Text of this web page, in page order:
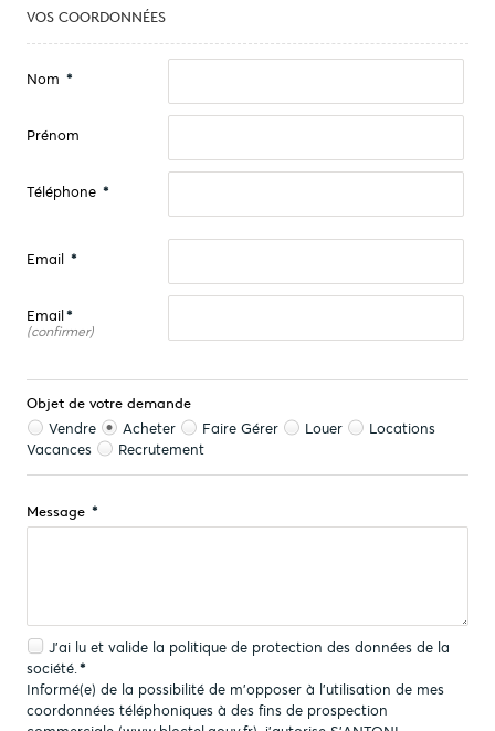
VOS COORDONNÉES
Nom *
Prénom
Téléphone *
Email *
Email*
(confirmer)
Objet de votre demande
Vendre Acheter Faire Gérer Louer
Locations
Vacances
Recrutement
Message *
J'ai lu et valide la politique de protection des donnéesde la
société.*
Informé(e) de la possibilité de m'opposer à l'utilisation de mes
coordonnées téléphoniques à des fins de prospection